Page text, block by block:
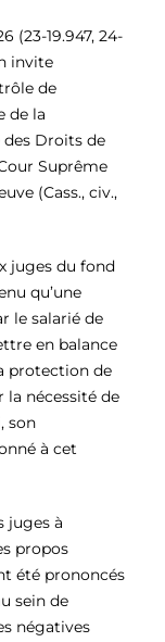
(23-19.947, 24-
invite
de
de la
des Droits de
Suprême
(Cass., civ.,
juges du fond
qu’une
le salarié de
en balance
protection de
la nécessité de
son
à cet
juges à
propos
été prononcés
sein de
négatives